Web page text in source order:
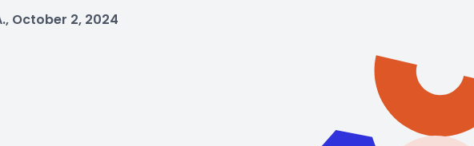
October 2, 2024